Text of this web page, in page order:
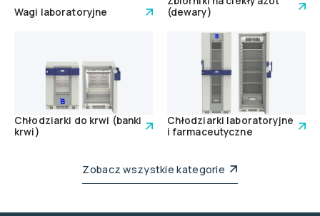
Wagi laboratoryjne
(dewary)
Chłodziarki do krwi (banki
krwi)
Chłodziarki laboratoryjne
i farmaceutyczne
Zobacz wszystkie kategorie